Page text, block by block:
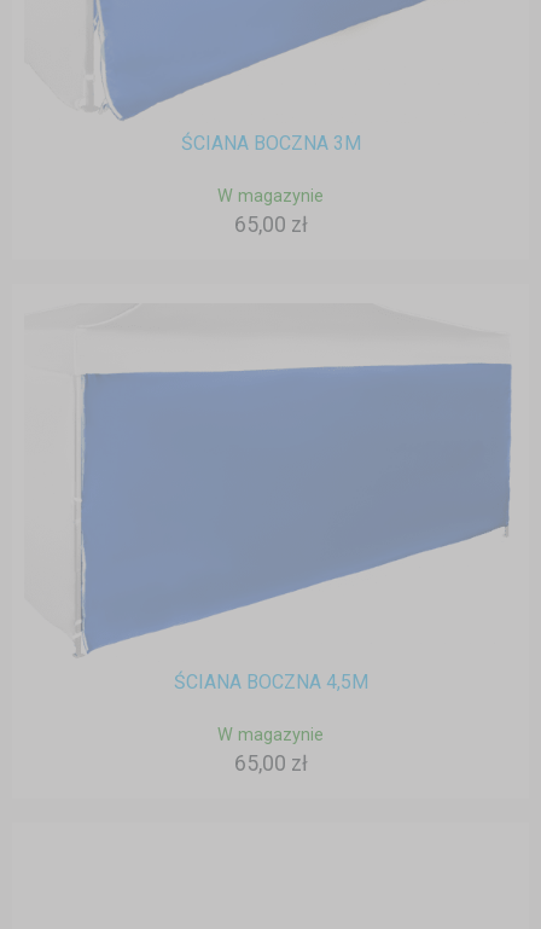
ŚCIANA BOCZNA 3M
W magazynie
65,00 zł
ŚCIANA BOCZNA 4,5M
W magazynie
65,00 zł